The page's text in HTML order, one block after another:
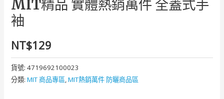
MIT精品 實體熱銷萬件 全蓋式手
袖
NT$129
貨號:4719692100023
分類:MIT 商品專區,MIT熱銷萬件 防曬商品區